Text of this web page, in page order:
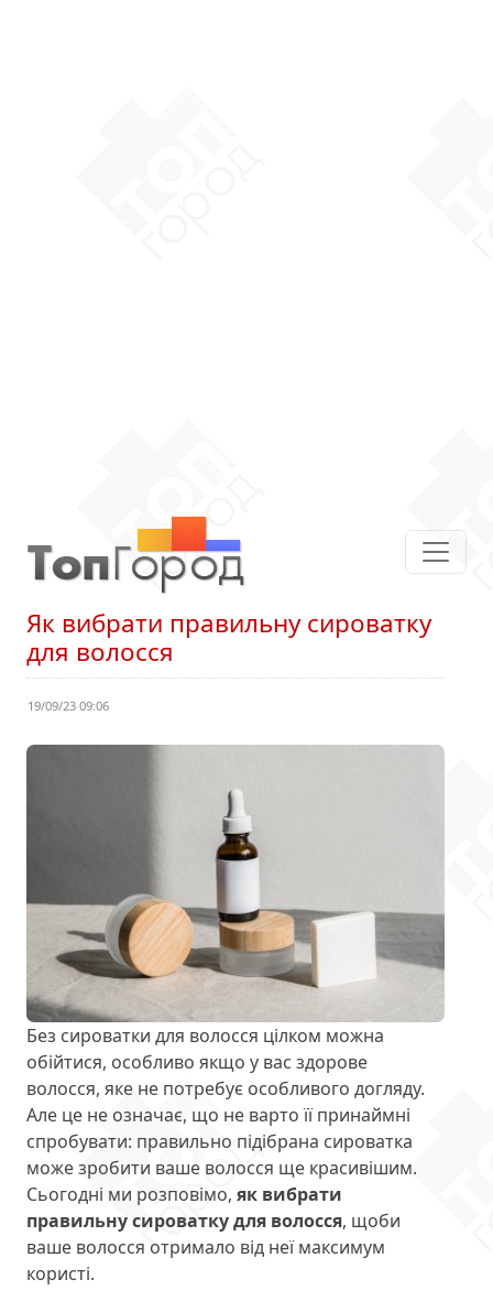
Як вибрати правильну сироватку
для волосся
19/09/23 09:06
Без сироватки для волосся цілком можна
обійтися, особливо якщо у вас здорове
волосся, яке не потребує особливого догляду.
Але це не означає, що не варто її принаймні
спробувати: правильно підібрана сироватка
може зробити ваше волосся ще красивішим.
Сьогодні ми розповімо, як вибрати
правильну сироватку для волосся, щоби
ваше волосся отримало від неї максимум
користі.